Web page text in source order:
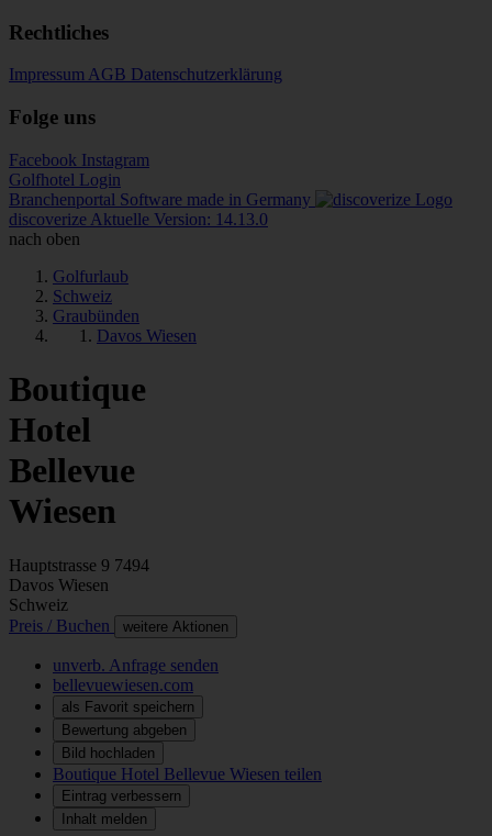
Rechtliches
Impressum AGB Datenschutzerklärung
Folge uns
Facebook Instagram
Golfhotel Login
Branchenportal Software made in Germany
discoverize Aktuelle Version: 14.13.0
nach oben
Golfurlaub
Schweiz
Graubünden
Davos Wiesen
Boutique
Hotel
Bellevue
Wiesen
Hauptstrasse 9 7494
Davos Wiesen
Schweiz
Preis / Buchen
weitere Aktionen
unverb. Anfrage senden
bellevuewiesen.com
als Favorit speichern
Bewertung abgeben
Bild hochladen
Boutique Hotel Bellevue Wiesen teilen
Eintrag verbessern
Inhalt melden